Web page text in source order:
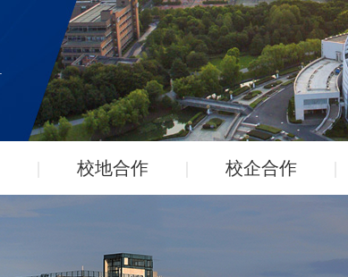
校地合作 校企合作